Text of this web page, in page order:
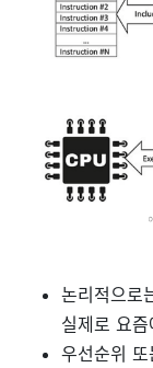
논리적으로
실제로 요
우선순위